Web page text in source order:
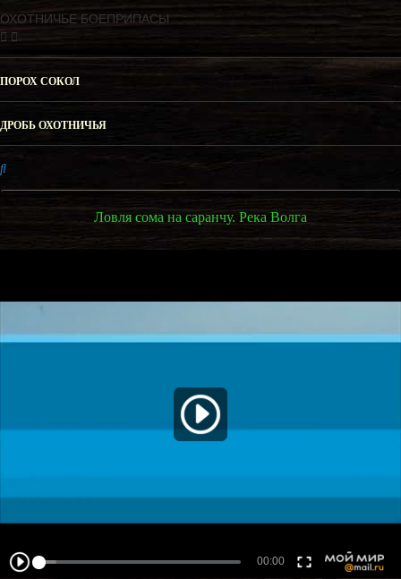
ОХОТНИЧЬЕ БОЕПРИПАСЫ
ПОРОХ СОКОЛ
ДРОБЬ ОХОТНИЧЬЯ
Ловля сома на саранчу. Река Волга